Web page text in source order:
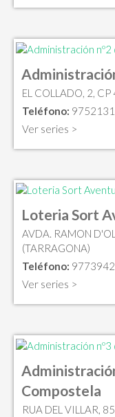
EL COLLADO, 2,
Teléfono:
Ver series >
Loteria Sort
AVDA. RAMON
(TARRAGONA)
Teléfono:
Ver series >
Compostela
RUA DEL VILLAR,